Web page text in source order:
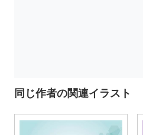
同じ作者の関連イラスト